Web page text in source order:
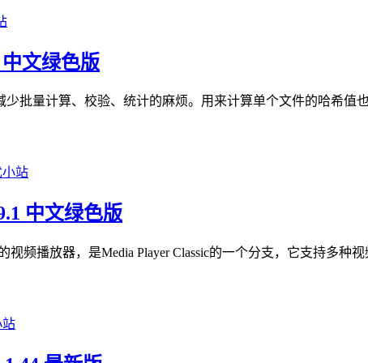
文绿色版
批量计算、校验、统计的麻烦。用来计算单个文件的哈希值
中文绿色版
视频播放器，是Media Player Classic的一个分支，它支持多